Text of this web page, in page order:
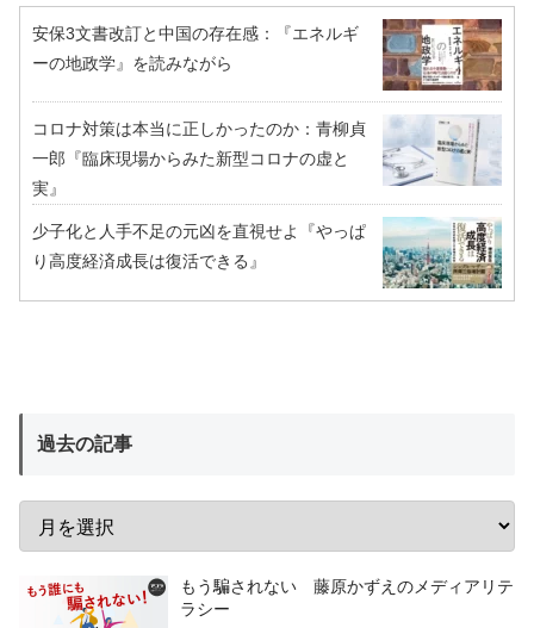
安保3文書改訂と中国の存在感：『エネルギ
ーの地政学』を読みながら
コロナ対策は本当に正しかったのか：青柳貞
一郎『臨床現場からみた新型コロナの虚と
実』
少子化と人手不足の元凶を直視せよ『やっぱ
り高度経済成長は復活できる』
過去の記事
もう騙されない 藤原かずえのメディアリテ
ラシー